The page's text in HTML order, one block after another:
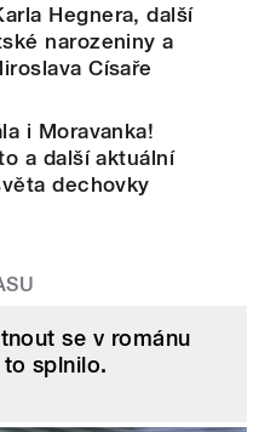
Hegnera, další
narozeniny a
Císaře
i Moravanka!
a další aktuální
dechovky
se v románu
to splnilo.